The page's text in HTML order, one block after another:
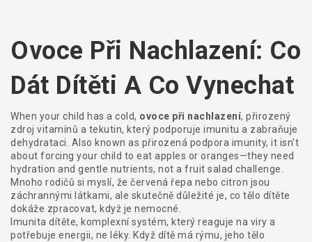
Ovoce Při Nachlazení: Co
Dát Dítěti A Co Vynechat
When your child has a cold, ovoce při nachlazení, přirozený
zdroj vitamínů a tekutin, který podporuje imunitu a zabraňuje
dehydrataci . Also known as přirozená podpora imunity, it isn't
about forcing your child to eat apples or oranges—they need
hydration and gentle nutrients, not a fruit salad challenge.
Mnoho rodičů si myslí, že červená řepa nebo citron jsou
záchrannými látkami, ale skutečně důležité je, co tělo dítěte
dokáže zpracovat, když je nemocné.
Imunita dítěte, komplexní systém, který reaguje na viry a
potřebuje energii, ne léky. Když dítě má rýmu, jeho tělo